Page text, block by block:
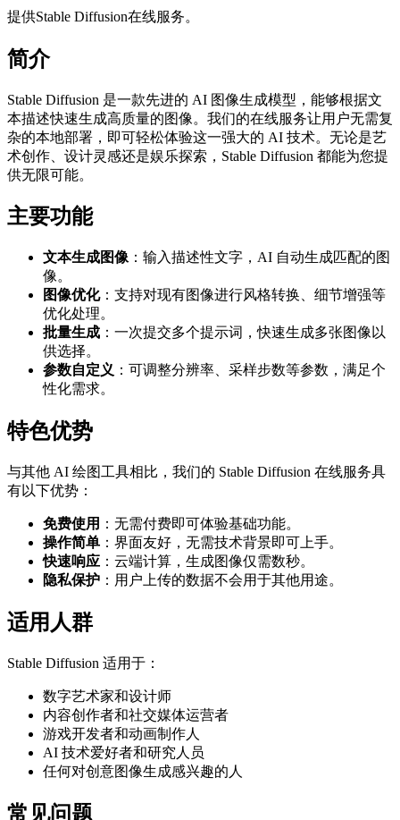
提供Stable Diffusion在线服务。
简介
Stable Diffusion 是一款先进的 AI 图像生成模型，能够根据文
本描述快速生成高质量的图像。我们的在线服务让用户无需复
杂的本地部署，即可轻松体验这一强大的 AI 技术。无论是艺
术创作、设计灵感还是娱乐探索，Stable Diffusion 都能为您提
供无限可能。
主要功能
文本生成图像 ：输入描述性文字，AI 自动生成匹配的图
像。
图像优化：支持对现有图像进行风格转换、细节增强等
优化处理。
批量生成 ：一次提交多个提示词，快速生成多张图像以
供选择。
参数自定义 ：可调整分辨率、采样步数等参数，满足个
性化需求。
特色优势
与其他 AI 绘图工具相比，我们的 Stable Diffusion 在线服务具
有以下优势：
免费使用 ：无需付费即可体验基础功能。
操作简单 ：界面友好，无需技术背景即可上手。
快速响应 ：云端计算，生成图像仅需数秒。
隐私保护 ：用户上传的数据不会用于其他用途。
适用人群
Stable Diffusion 适用于：
数字艺术家和设计师
内容创作者和社交媒体运营者
游戏开发者和动画制作人
AI 技术爱好者和研究人员
任何对创意图像生成感兴趣的人
常见问题